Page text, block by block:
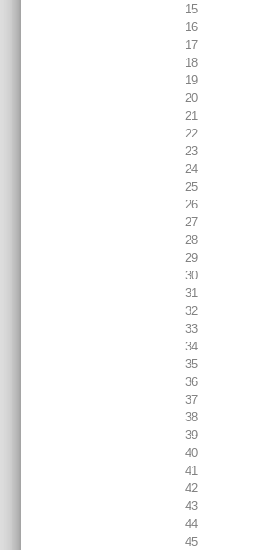
15
16
17
18
19
20
21
22
23
24
25
26
27
28
29
30
31
32
33
34
35
36
37
38
39
40
41
42
43
44
45